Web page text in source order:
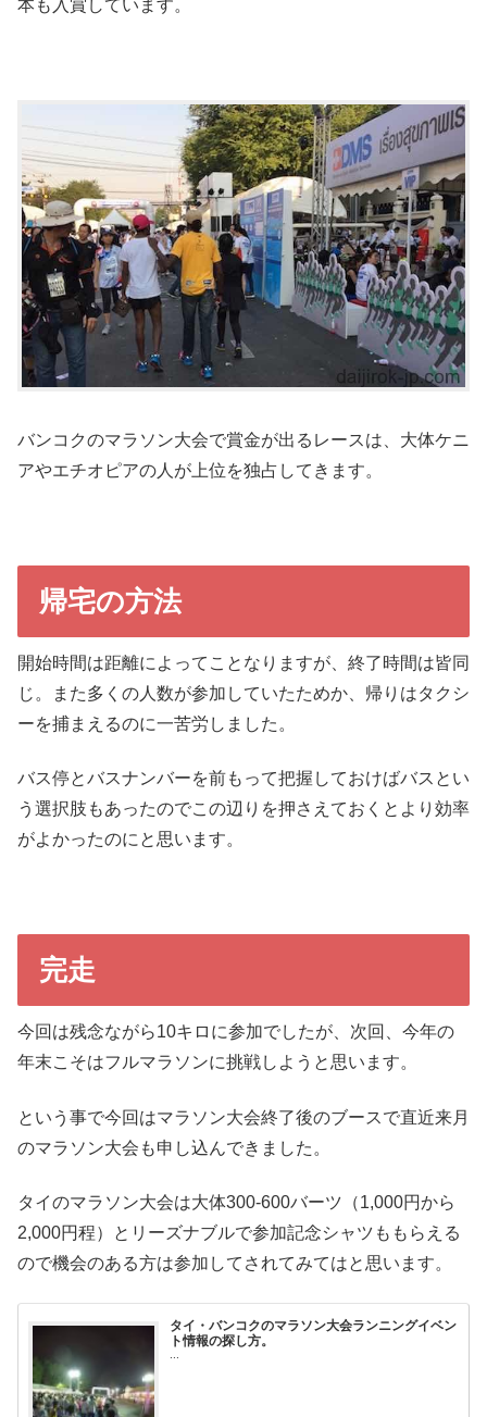
本も入賞しています。
バンコクのマラソン大会で賞金が出るレースは、大体ケニ
アやエチオピアの人が上位を独占してきます。
帰宅の方法
開始時間は距離によってことなりますが、終了時間は皆同
じ。また多くの人数が参加していたためか、帰りはタクシ
ーを捕まえるのに一苦労しました。
バス停とバスナンバーを前もって把握しておけばバスとい
う選択肢もあったのでこの辺りを押さえておくとより効率
がよかったのにと思います。
完走
今回は残念ながら10キロに参加でしたが、次回、今年の
年末こそはフルマラソンに挑戦しようと思います。
という事で今回はマラソン大会終了後のブースで直近来月
のマラソン大会も申し込んできました。
タイのマラソン大会は大体300-600バーツ（1,000円から
2,000円程）とリーズナブルで参加記念シャツももらえる
ので機会のある方は参加してされてみてはと思います。
タイ・バンコクのマラソン大会ランニングイベン
ト情報の探し方。